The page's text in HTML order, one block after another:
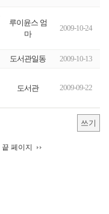
루이윤스 엄
마
2009-10-24
도서관일동 2009-10-13
도서관 2009-09-22
쓰기
끝 페이지